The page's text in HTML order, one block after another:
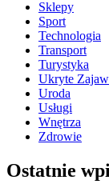
Sklepy
Sport
Technologia
Transport
Turystyka
Ukryte
Uroda
Usługi
Wnętrza
Zdrowie
Ostatnie